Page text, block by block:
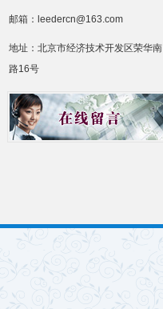
邮箱：leedercn@163.com
地址：北京市经济技术开发区荣华南
路16号